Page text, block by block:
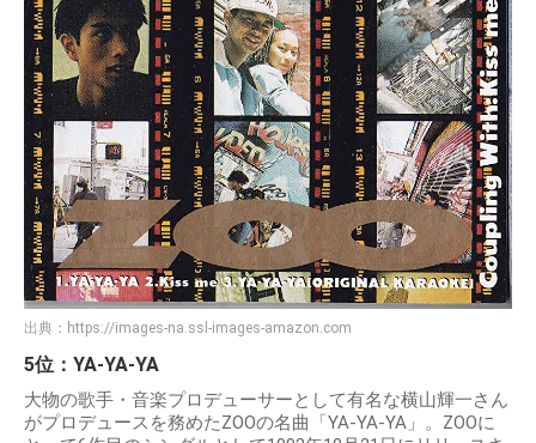
出典： https://images-na.ssl-images-amazon.com
5位：YA-YA-YA
大物の歌手・音楽プロデューサーとして有名な横山輝一さん
がプロデュースを務めたZOOの名曲「YA-YA-YA」。ZOOに